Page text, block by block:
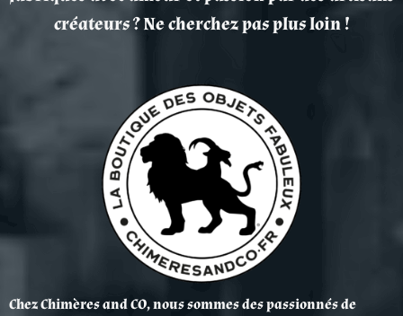
créateurs ? Ne cherchez pas plus loin !
Chez Chimères and CO, nous sommes des passionnés de